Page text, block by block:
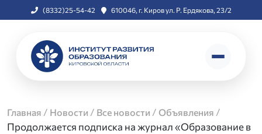
(8332)25-54-42 610046, г. Киров ул. Р. Ердякова, 23/2
Главная / Новости / Все новости / Объявления /
Продолжается подписка на журнал «Образование в